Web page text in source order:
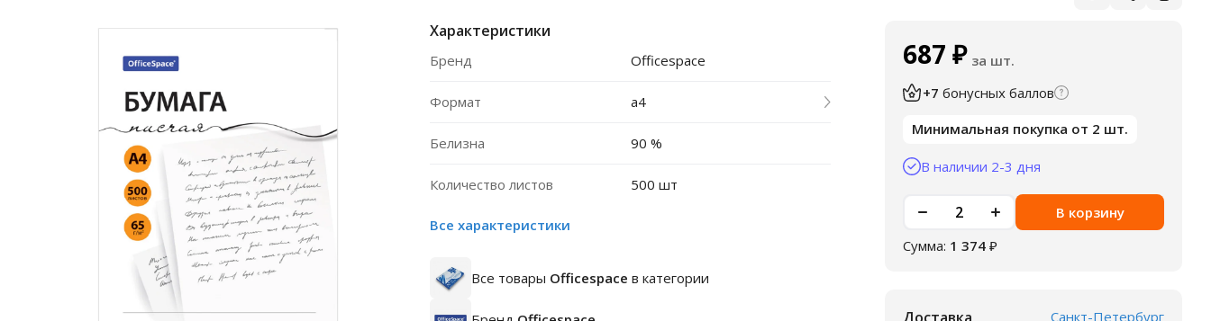
Характеристики
Бренд Officespace
Формат a4
Белизна 90 %
Количество листов 500 шт
Все характеристики
Все товары Officespace в категории
687 ₽ за шт.
+7 бонусных баллов
Минимальная покупка от 2 шт.
В наличии 2-3 дня
В корзину
Сумма: 1 374 ₽
Доставка Санкт-Петербург